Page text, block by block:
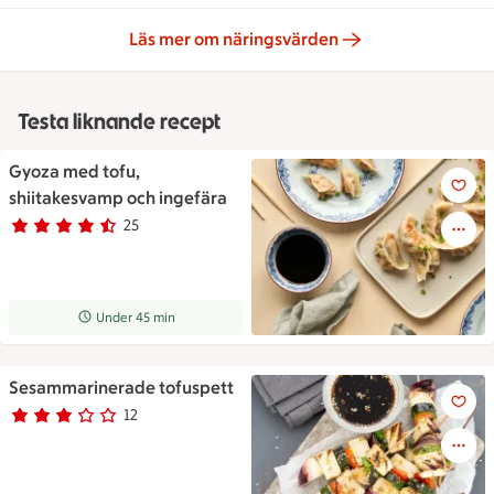
Läs mer om näringsvärden
Testa liknande recept
Gyoza med tofu,
shiitakesvamp och ingefära
Betyg 4.7 av 5. 25
25 personer har röstat
Receptet tar Under 45 min att tillaga
Under 45 min
Gyoza med tofu,
Sesammarinerade tofuspett
Betyg 2.9 av 5. 12
12 personer har röstat
Sesammarinerade tofuspett